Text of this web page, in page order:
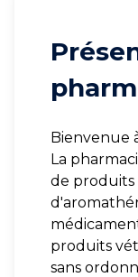
Bienvenue
La
de produits
produits
sans